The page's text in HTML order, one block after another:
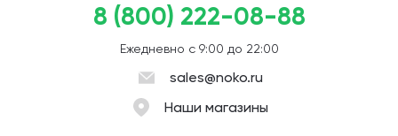
8 (800) 222-08-88
Ежедневно с 9:00 до 22:00
sales@noko.ru
Наши магазины